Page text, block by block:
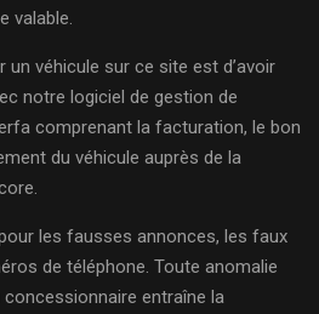
valable.
un véhicule sur ce site est d’avoir
notre logiciel de gestion de
comprenant la facturation, le bon
du véhicule auprès de la
les fausses annonces, les faux
de téléphone. Toute anomalie
entraîne la